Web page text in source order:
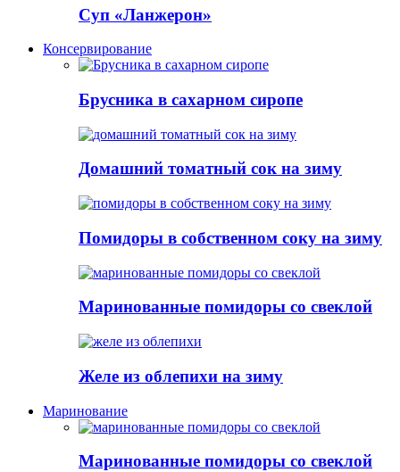
Суп «Ланжерон»
Консервирование
Брусника в сахарном сиропе
Домашний томатный сок на зиму
Помидоры в собственном соку на зиму
Маринованные помидоры со свеклой
Желе из облепихи на зиму
Маринование
Маринованные помидоры со свеклой